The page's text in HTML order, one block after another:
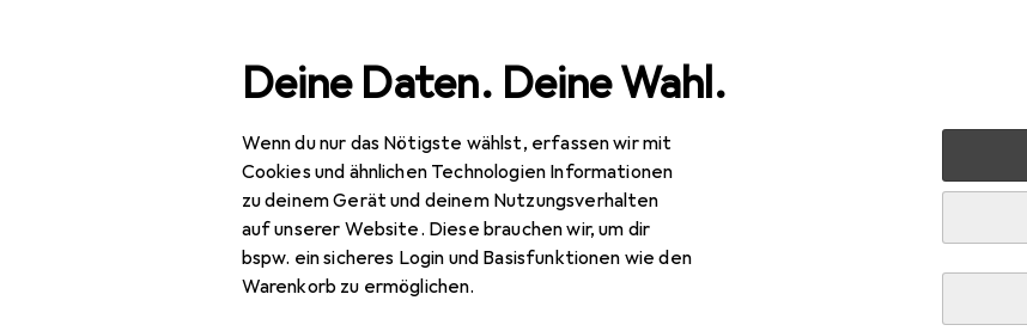
Deine Daten. Deine Wahl.
Wenn du nur das Nötigste wählst, erfassen wir mit
Cookies und ähnlichen Technologien Informationen
zu deinem Gerät und deinem Nutzungsverhalten
auf unserer Website. Diese brauchen wir, um dir
bspw. ein sicheres Login und Basisfunktionen wie den
Warenkorb zu ermöglichen.
Navigation nach Kategorien Gesamtsortiment Büro + Schreibwaren